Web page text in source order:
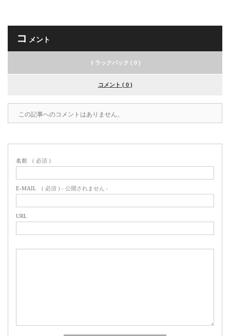
コ メント
トラックバック ( 0 )
コメント ( 0 )
この記事へのコメントはありません。
名前 ( 必須 )
E-MAIL ( 必須 ) - 公開されません -
URL